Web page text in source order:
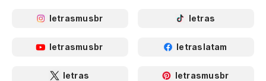
letrasmusbr letras
letrasmusbr letraslatam
letras letrasmusbr